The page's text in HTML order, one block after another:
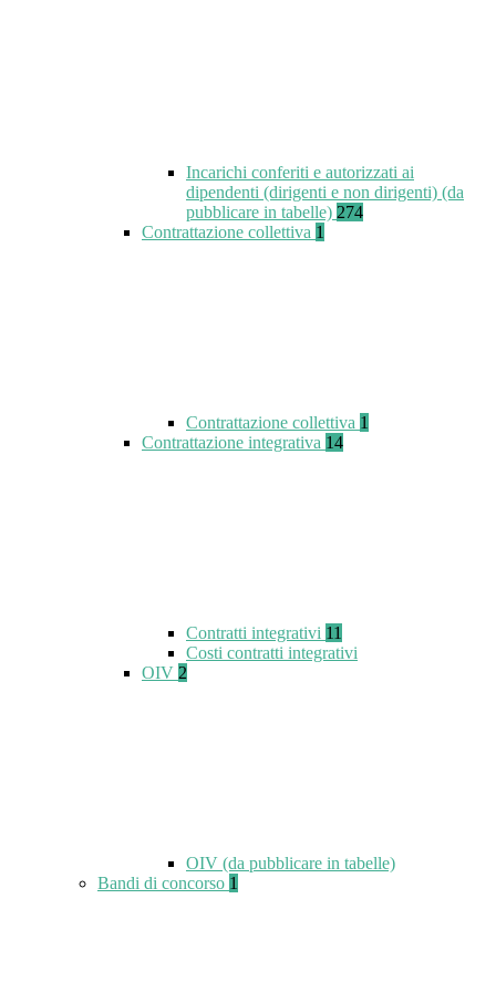
Incarichi conferiti e autorizzati ai
dipendenti (dirigenti e non dirigenti) (da
pubblicare in tabelle) 274
Contrattazione collettiva 1
Contrattazione collettiva 1
Contrattazione integrativa 14
Contratti integrativi 11
Costi contratti integrativi
OIV 2
OIV (da pubblicare in tabelle)
Bandi di concorso 1